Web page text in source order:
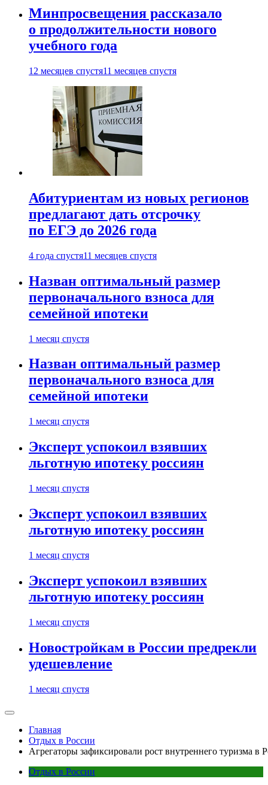
Минпросвещения рассказало
о продолжительности нового
учебного года
12 месяцев спустя11 месяцев спустя
Абитуриентам из новых регионов
предлагают дать отсрочку
по ЕГЭ до 2026 года
4 года спустя11 месяцев спустя
Назван оптимальный размер
первоначального взноса для
семейной ипотеки
1 месяц спустя
Назван оптимальный размер
первоначального взноса для
семейной ипотеки
1 месяц спустя
Эксперт успокоил взявших
льготную ипотеку россиян
1 месяц спустя
Эксперт успокоил взявших
льготную ипотеку россиян
1 месяц спустя
Эксперт успокоил взявших
льготную ипотеку россиян
1 месяц спустя
Новостройкам в России предрекли
удешевление
1 месяц спустя
Главная
Отдых в России
Агрегаторы зафиксировали рост внутреннего туризма в
Отдых в России